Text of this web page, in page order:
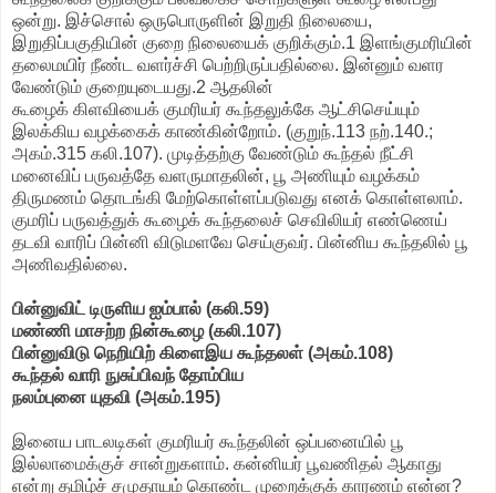
ஒன்று. இச்சொல் ஒருபொருளின் இறுதி நிலையை,
இறுதிப்பகுதியின் குறை நிலையைக் குறிக்கும்.1 இளங்குமரியின்
தலைமயிர் நீண்ட வளர்ச்சி பெற்றிருப்பதில்லை. இன்னும் வளர
வேண்டும் குறையுடையது.2 ஆதலின்
கூழைக் கிளவியைக் குமரியர் கூந்தலுக்கே ஆட்சிசெய்யும்
இலக்கிய வழக்கைக் காண்கின்றோம். (குறுந்.113 நற்.140.;
அகம்.315 கலி.107). முடித்தற்கு வேண்டும் கூந்தல் நீட்சி
மனைவிப் பருவத்தே வளருமாதலின், பூ அணியும் வழக்கம்
திருமணம் தொடங்கி மேற்கொள்ளப்படுவது எனக் கொள்ளலாம்.
குமரிப் பருவத்துக் கூழைக் கூந்தலைச் செவிலியர் எண்ணெய்
தடவி வாரிப் பின்னி விடுமளவே செய்குவர். பின்னிய கூந்தலில் பூ
அணிவதில்லை.
பின்னுவிட் டிருளிய ஐம்பால் (கலி.59)
மண்ணி மாசற்ற நின்கூழை (கலி.107)
பின்னுவிடு நெறியிற் கிளைஇய கூந்தலள் (அகம்.108)
கூந்தல் வாரி நுசுப்பிவந் தோம்பிய
நலம்புனை யுதவி (அகம்.195)
இனைய பாடலடிகள் குமரியர் கூந்தலின் ஒப்பனையில் பூ
இல்லாமைக்குச் சான்றுகளாம். கன்னியர் பூவணிதல் ஆகாது
என்று தமிழ்ச் சமுதாயம் கொண்ட முறைக்குக் காரணம் என்ன?